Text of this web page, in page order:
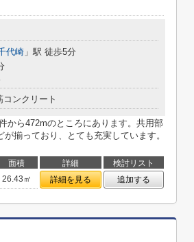
代崎 」駅 徒歩5分
コンクリート
から472mのところにあります。共用部
揃っており、とても充実しています。
面積 詳細
検討リスト
26.43㎡ 詳細を見る 追加する